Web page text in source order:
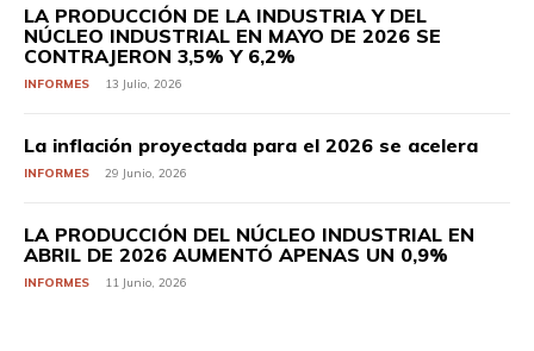
LA PRODUCCIÓN DE LA INDUSTRIA Y DEL
NÚCLEO INDUSTRIAL EN MAYO DE 2026 SE
CONTRAJERON 3,5% Y 6,2%
INFORMES 13 Julio, 2026
La inflación proyectada para el 2026 se acelera
INFORMES 29 Junio, 2026
LA PRODUCCIÓN DEL NÚCLEO INDUSTRIAL EN
ABRIL DE 2026 AUMENTÓ APENAS UN 0,9%
INFORMES 11 Junio, 2026